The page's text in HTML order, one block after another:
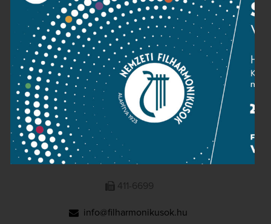
Terms and privacy
Imprint
NATIONAL PHILHARMONIC
1095 Budapest, Komor Marcell u. 1. (Müpa)
411-6600
411-6699
info@filharmonikusok.hu